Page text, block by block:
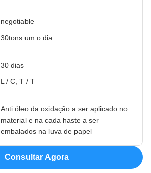
negotiable
30tons um o dia
30 dias
L / C, T / T
Anti óleo da oxidação a ser aplicado no
material e na cada haste a ser
embalados na luva de papel
Consultar Agora